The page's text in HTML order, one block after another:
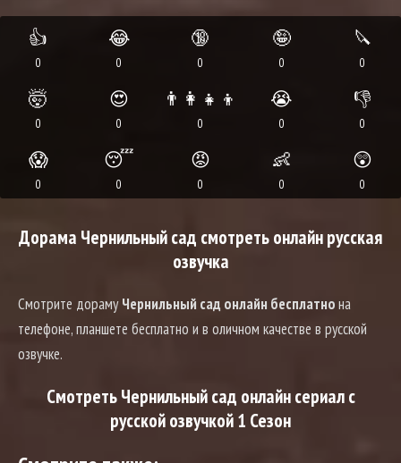
👍
0
😂
0
🔞
0
🤪
0
🔪
0
🤯
0
😍
0
👨‍👩‍👧‍👦
0
😭
0
👎
0
😱
0
😴
0
😡
0
👶
0
😲
0
Дорама Чернильный сад смотреть онлайн русская
озвучка
Смотрите дорамуЧернильный сад онлайн бесплатнона
телефоне, планшете бесплатно и в оличном качестве в русской
озвучке.
Смотреть Чернильный сад онлайн сериал с
русской озвучкой 1 Сезон